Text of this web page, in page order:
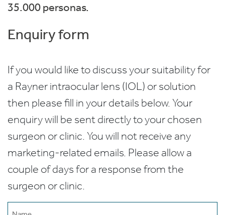
35.000 personas.
Enquiry form
If you would like to discuss your suitability for
a Rayner intraocular lens (IOL) or solution
then please fill in your details below. Your
enquiry will be sent directly to your chosen
surgeon or clinic. You will not receive any
marketing-related emails. Please allow a
couple of days for a response from the
surgeon or clinic.